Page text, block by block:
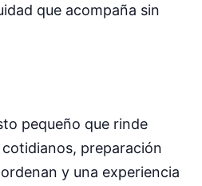
que acompaña sin
pequeño que rinde
preparación
y una experiencia